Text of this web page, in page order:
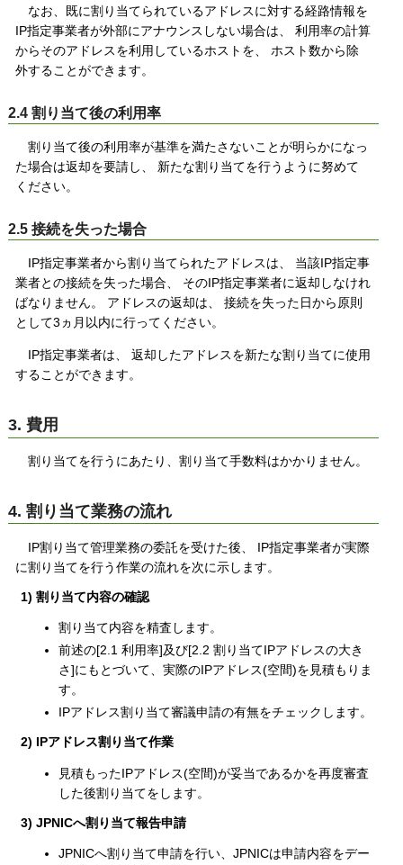
なお、既に割り当てられているアドレスに対する経路情報を
IP指定事業者が外部にアナウンスしない場合は、 利用率の計算
からそのアドレスを利用しているホストを、 ホスト数から除
外することができます。
2.4 割り当て後の利用率
割り当て後の利用率が基準を満たさないことが明らかになっ
た場合は返却を要請し、 新たな割り当てを行うように努めて
ください。
2.5 接続を失った場合
IP指定事業者から割り当てられたアドレスは、 当該IP指定事
業者との接続を失った場合、 そのIP指定事業者に返却しなけれ
ばなりません。 アドレスの返却は、 接続を失った日から原則
として3ヵ月以内に行ってください。
IP指定事業者は、 返却したアドレスを新たな割り当てに使用
することができます。
3. 費用
割り当てを行うにあたり、割り当て手数料はかかりません。
4. 割り当て業務の流れ
IP割り当て管理業務の委託を受けた後、 IP指定事業者が実際
に割り当てを行う作業の流れを次に示します。
1) 割り当て内容の確認
割り当て内容を精査します。
前述の[2.1 利用率]及び[2.2 割り当てIPアドレスの大き
さ]にもとづいて、実際のIPアドレス(空間)を見積もりま
す。
IPアドレス割り当て審議申請の有無をチェックします。
2) IPアドレス割り当て作業
見積もったIPアドレス(空間)が妥当であるかを再度審査
した後割り当てをします。
3) JPNICへ割り当て報告申請
JPNICへ割り当て申請を行い、JPNICは申請内容をデー